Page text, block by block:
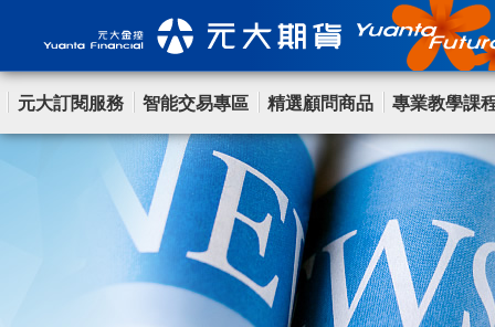
元大訂閱服務 智能交易專區 精選顧問商品 專業教學課